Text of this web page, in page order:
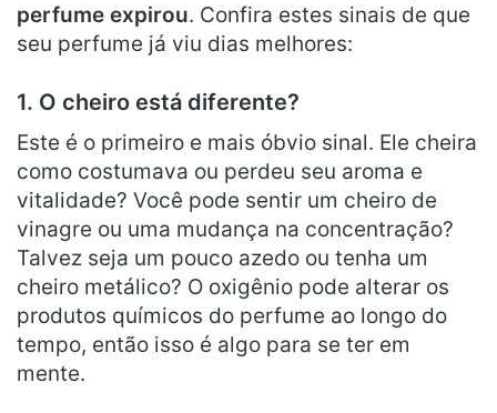
perfume expirou. Confira estes sinais de que
seu perfume já viu dias melhores:
1. O cheiro está diferente?
Este é o primeiro e mais óbvio sinal. Ele cheira
como costumava ou perdeu seu aroma e
vitalidade? Você pode sentir um cheiro de
vinagre ou uma mudança na concentração?
Talvez seja um pouco azedo ou tenha um
cheiro metálico? O oxigênio pode alterar os
produtos químicos do perfume ao longo do
tempo, então isso é algo para se ter em
mente.